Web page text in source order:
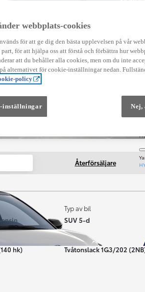
Återförsäljare
Typ av bil
SUV 5-d
hk)
Färg
Tvåtonslack 1G3/202
webbplats-cookies
för att ge dig den bästa upplevelsen på vår
för att hjälpa oss att förstå och förbättra hur
att du behåller alla cookies, men om du inte
alternativet för cookie-inställningar nedan.
policy
inställningar Nej,